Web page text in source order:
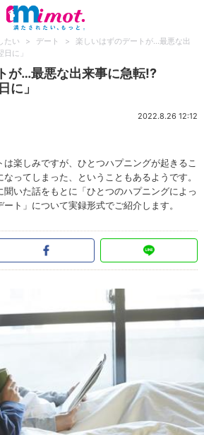
たい > デート >
楽しいはずのデートが…最悪な出
に」
が…最悪な出来事に急転!?
に」
2022.8.26 12:12
楽しみですが、ひとつハプニングが起きるこ
ってしまった、ということもあるようです。
いた話をもとに「ひとつのハプニングによっ
ト」について実録形式でご紹介します。